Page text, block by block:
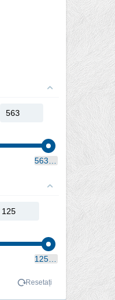
125 RON
Resetați